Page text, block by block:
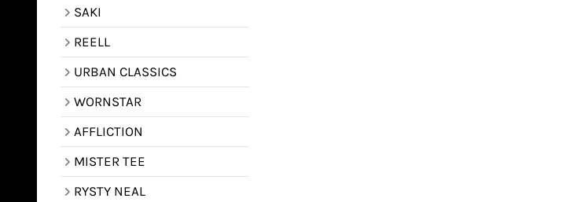
SAKI
REELL
URBAN CLASSICS
WORNSTAR
AFFLICTION
MISTER TEE
RYSTY NEAL